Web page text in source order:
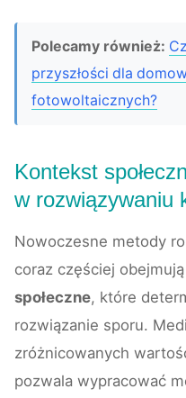
Polecamy również:
przyszłości dla
fotowoltaicznych?
Kontekst
w rozwiązywaniu
Nowoczesne metody
coraz częściej obejmują
społeczne, które
rozwiązanie sporu.
zróżnicowanych
pozwala wypracować